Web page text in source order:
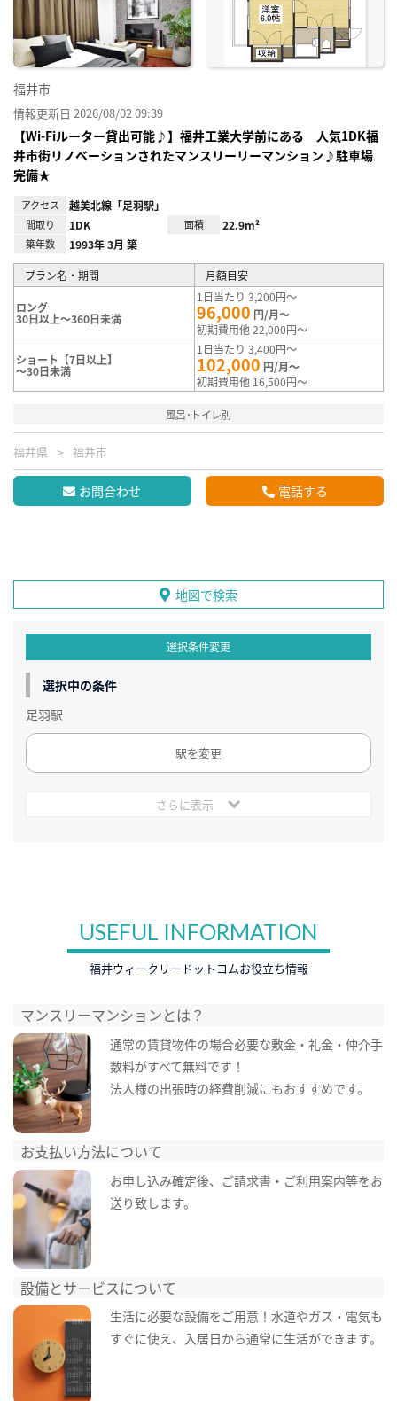
福井市
情報更新日 2026/08/02 09:39
【Wi-Fiルーター貸出可能♪】福井工業大学前にある 人気1DK福
井市街リノベーションされたマンスリーリーマンション♪駐車場
完備★
アクセス 越美北線「足羽駅」
間取り 1DK 面積 22.9m²
築年数 1993年 3月 築
プラン名・期間 月額目安
ロング
30日以上～360日未満
1日当たり 3,200円～
96,000 円/月～
初期費用他 22,000円～
ショート【7日以上】
～30日未満
1日当たり 3,400円～
102,000 円/月～
初期費用他 16,500円～
風呂･トイレ別
福井県 福井市
お問合わせ 電話する
地図で検索
選択条件変更
選択中の条件
足羽駅
駅を変更
さらに表示
USEFUL INFORMATION
福井ウィークリードットコムお役立ち情報
マンスリーマンションとは？
通常の賃貸物件の場合必要な敷金・礼金・仲介手
数料がすべて無料です！
法人様の出張時の経費削減にもおすすめです。
お支払い方法について
お申し込み確定後、ご請求書・ご利用案内等をお
送り致します。
設備とサービスについて
生活に必要な設備をご用意！水道やガス・電気も
すぐに使え、入居日から通常に生活ができます。